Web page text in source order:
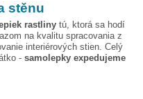
stěnu
rastliny tú, ktorá sa hodí
na kvalitu spracovania z
interiérových stien. Celý
- samolepky expedujeme